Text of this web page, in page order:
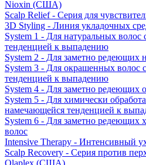
Nioxin (США)
Scalp Relief - Серия для
3D Styling - Линия укладочных
System 1 - Для натуральных
тенденцией к выпадению
System 2 - Для заметно редеющих
System 3 - Для окрашенных волос
тенденцией к выпадению
System 4 - Для заметно редеющих
System 5 - Для химически
намечающейся тенденцией к
System 6 - Для заметно редеющих
волос
Intensive Therapy - Интенсивный
Scalp Recovery - Серия против
Olaplex (США)